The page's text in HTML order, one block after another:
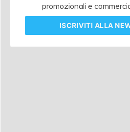
promozionali e
ISCRIVITI ALLA